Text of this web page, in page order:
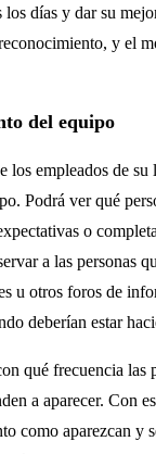
los días y dar su
y el
del equipo
los empleados de
Podrá ver qué
o
a las personas
u otros foros de
deberían estar
qué frecuencia las
a aparecer. Con
como aparezcan y